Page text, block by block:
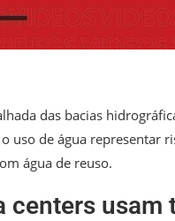
das bacias
uso de água representar
água de reuso.
centers usam